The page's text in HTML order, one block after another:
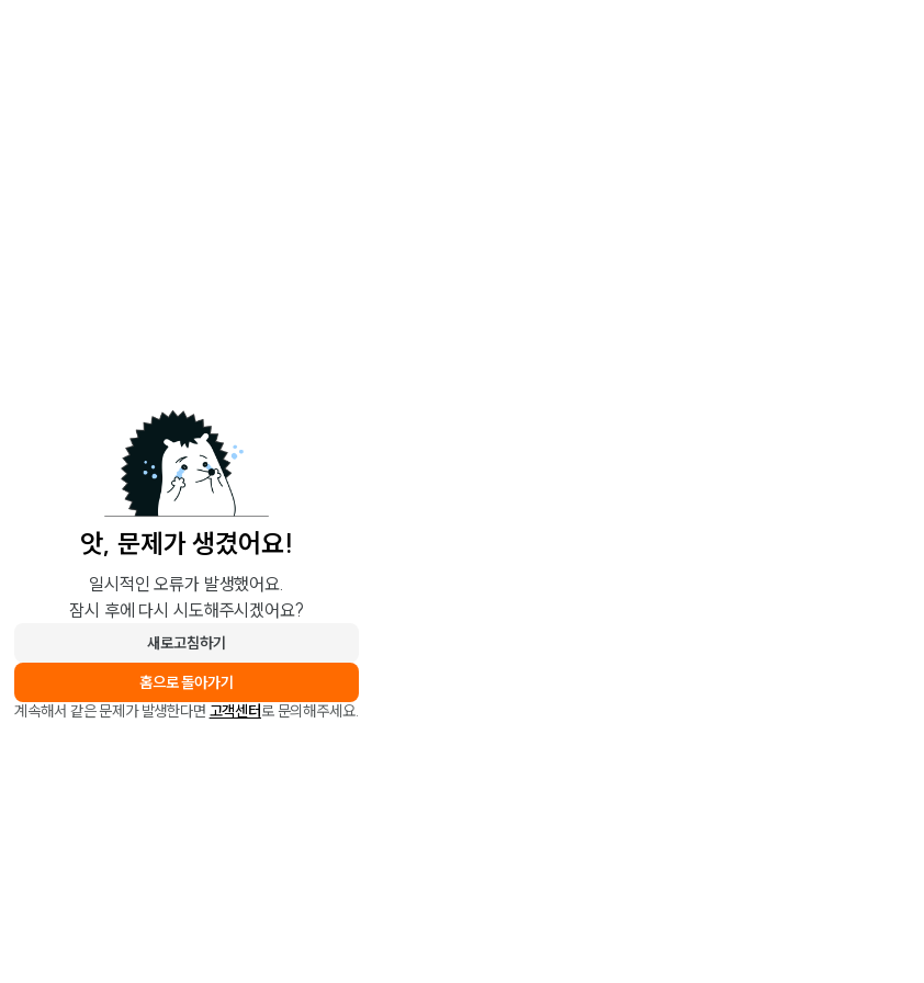
앗, 문제가 생겼어요!
일시적인 오류가 발생했어요.
잠시 후에 다시 시도해주시겠어요?
새로고침하기
홈으로 돌아가기
계속해서 같은 문제가 발생한다면 고객센터로 문의해주세요.